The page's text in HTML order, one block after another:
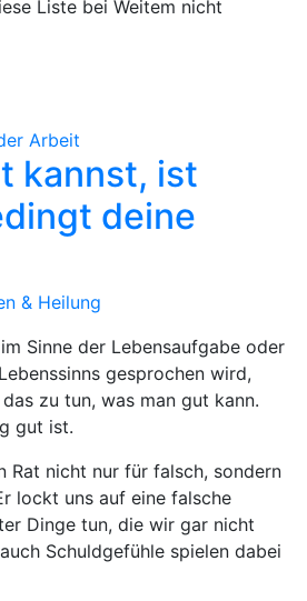
Liste bei Weitem nicht
kannst, ist
deine
& Heilung
Sinne der Lebensaufgabe oder
gesprochen wird,
zu tun, was man gut kann.
gut ist.
Rat nicht nur für falsch, sondern
lockt uns auf eine falsche
Dinge tun, die wir gar nicht
Schuldgefühle spielen dabei